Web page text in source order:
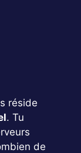
réside
. Tu
de